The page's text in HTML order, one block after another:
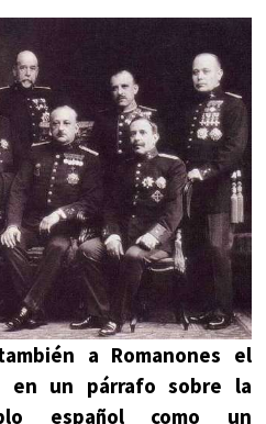
a Romanones el
en un párrafo sobre la
español como un